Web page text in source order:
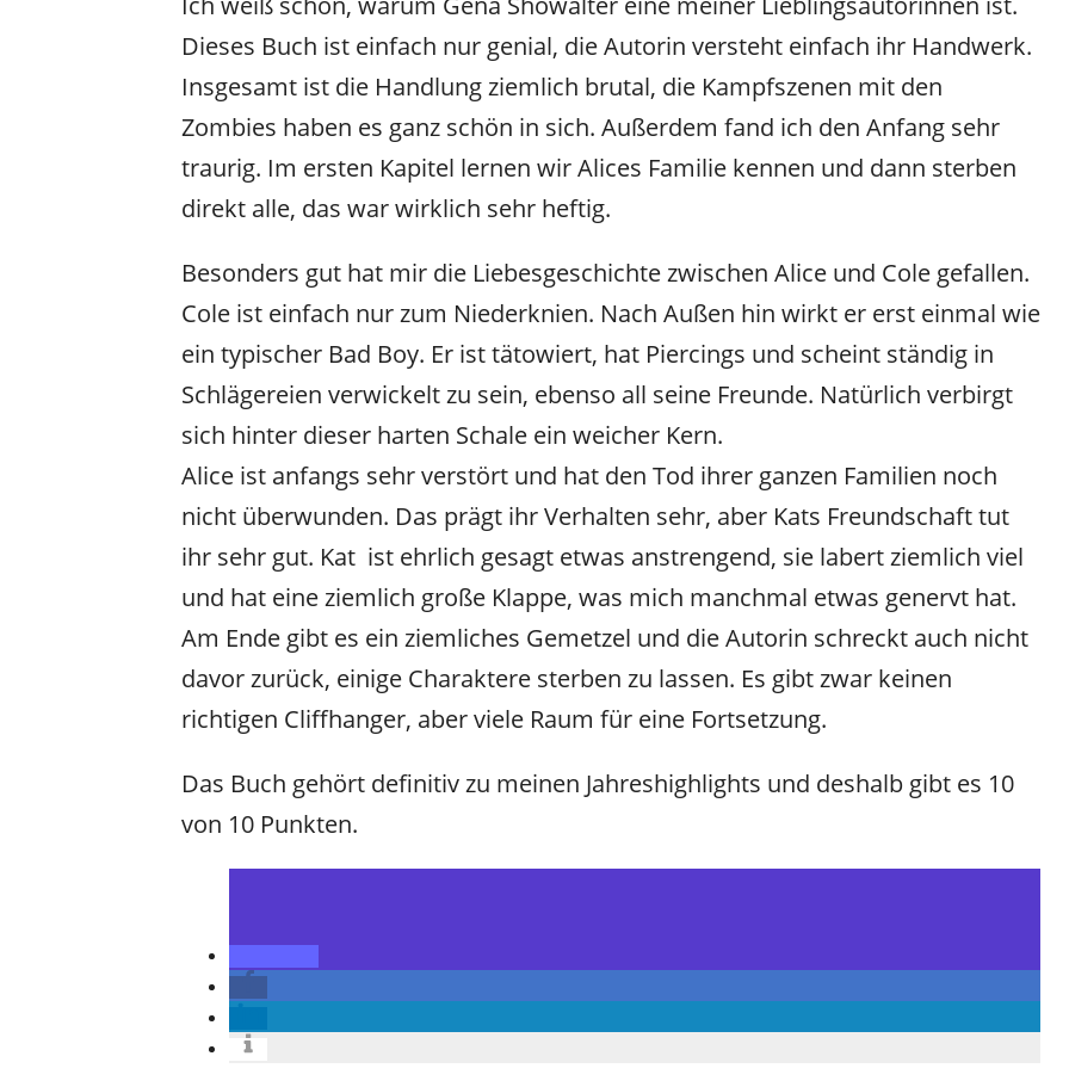
Dieses Buch ist einfach nur genial, die Autorin versteht einfach ihr Handwerk.
Insgesamt ist die Handlung ziemlich brutal, die Kampfszenen mit den
Zombies haben es ganz schön in sich. Außerdem fand ich den Anfang sehr
traurig. Im ersten Kapitel lernen wir Alices Familie kennen und dann sterben
direkt alle, das war wirklich sehr heftig.
Besonders gut hat mir die Liebesgeschichte zwischen Alice und Cole gefallen.
Cole ist einfach nur zum Niederknien. Nach Außen hin wirkt er erst einmal wie
ein typischer Bad Boy. Er ist tätowiert, hat Piercings und scheint ständig in
Schlägereien verwickelt zu sein, ebenso all seine Freunde. Natürlich verbirgt
sich hinter dieser harten Schale ein weicher Kern.
Alice ist anfangs sehr verstört und hat den Tod ihrer ganzen Familien noch
nicht überwunden. Das prägt ihr Verhalten sehr, aber Kats Freundschaft tut
ihr sehr gut. Kat ist ehrlich gesagt etwas anstrengend, sie labert ziemlich viel
und hat eine ziemlich große Klappe, was mich manchmal etwas genervt hat.
Am Ende gibt es ein ziemliches Gemetzel und die Autorin schreckt auch nicht
davor zurück, einige Charaktere sterben zu lassen. Es gibt zwar keinen
richtigen Cliffhanger, aber viele Raum für eine Fortsetzung.
Das Buch gehört definitiv zu meinen Jahreshighlights und deshalb gibt es 10
von 10 Punkten.